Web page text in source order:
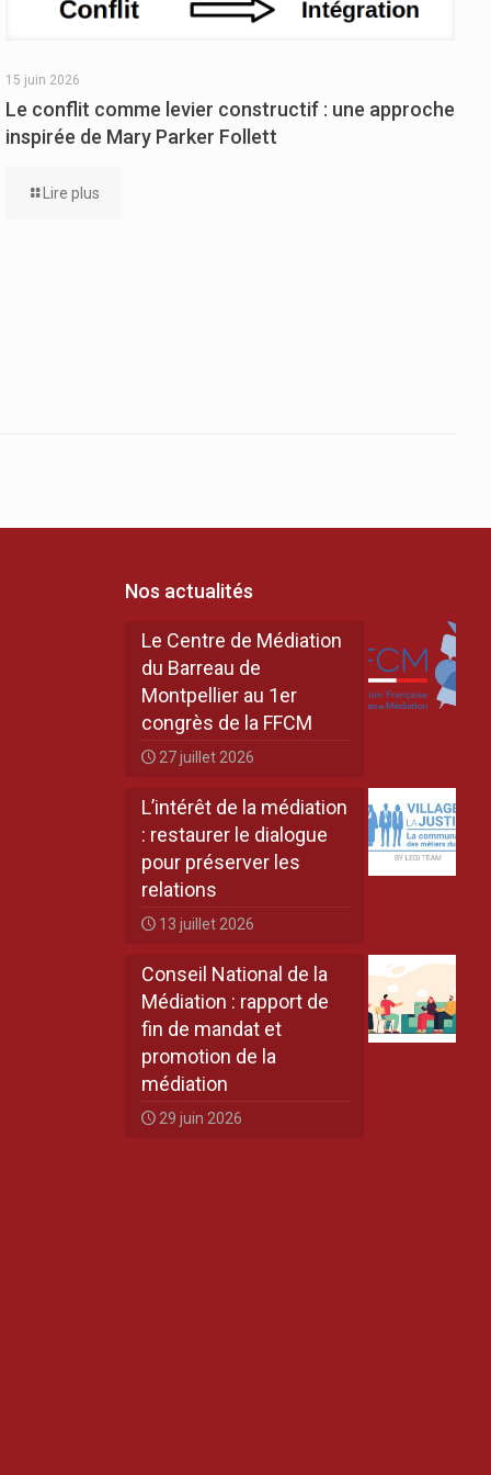
15 juin 2026
Le conflit comme levier constructif : une approche
inspirée de Mary Parker Follett
Lire plus
Nos actualités
Le Centre de Médiation
du Barreau de
Montpellier au 1er
congrès de la FFCM
27 juillet 2026
L’intérêt de la médiation
: restaurer le dialogue
pour préserver les
relations
13 juillet 2026
Conseil National de la
Médiation : rapport de
fin de mandat et
promotion de la
médiation
29 juin 2026